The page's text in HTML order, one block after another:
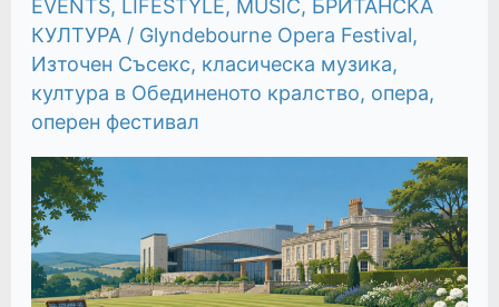
EVENTS, LIFESTYLE, MUSIC, БРИТАНСКА
КУЛТУРА/ Glyndebourne Opera Festival,
Източен Съсекс, класическа музика,
култура в Обединеното кралство, опера,
оперен фестивал